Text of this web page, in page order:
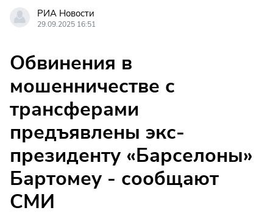
РИА Новости
29.09.2025 16:51
Обвинения в
мошенничестве с
трансферами
предъявлены экс-
президенту «Барселоны»
Бартомеу - сообщают
СМИ